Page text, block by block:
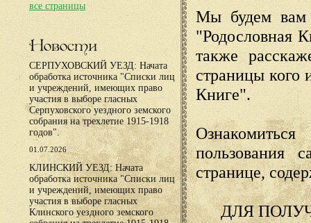
все страницы
Новости
СЕРПУХОВСКИЙ УЕЗД: Начата
обработка источника "Списки лиц
и учреждений, имеющих право
участия в выборе гласных
Серпуховского уездного земского
собрания на трехлетие 1915-1918
годов".
01.07.2026
КЛИНСКИЙ УЕЗД: Начата
обработка источника "Списки лиц
и учреждений, имеющих право
участия в выборе гласных
Клинского уездного земского
Мы будем вам
"Родословная
также
страницы кого
Книге".
пользования
странице,
ДЛЯ